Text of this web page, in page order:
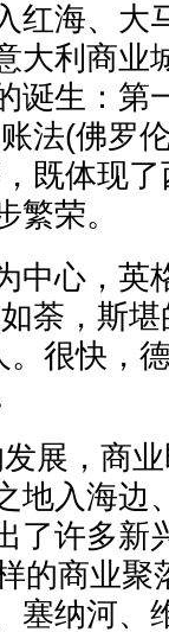
红海、大
大利商业
诞生：第
法(佛罗
既体现
繁荣。
心，英
荼，斯
。很快，
，商业
地入海边
了许多新
的商业聚
塞纳河、